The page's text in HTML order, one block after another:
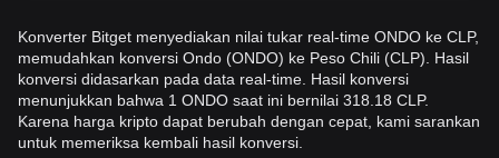
Konverter Bitget menyediakan nilai tukar real-time ONDO ke CLP,
memudahkan konversi Ondo (ONDO) ke Peso Chili (CLP). Hasil
konversi didasarkan pada data real-time. Hasil konversi
menunjukkan bahwa 1 ONDO saat ini bernilai 318.18 CLP.
Karena harga kripto dapat berubah dengan cepat, kami sarankan
untuk memeriksa kembali hasil konversi.